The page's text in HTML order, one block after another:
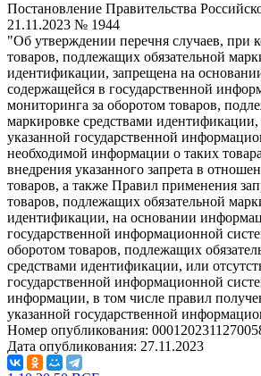
Постановление Правительства
21.11.2023 № 1944
"Об утверждении перечня случаев, при
товаров, подлежащих обязательной
идентификации, запрещена на
содержащейся в государственной
мониторинга за оборотом товаров,
маркировке средствами идентификации,
указанной государственной
необходимой информации о таких
внедрения указанного запрета в
товаров, а также Правил применения
товаров, подлежащих обязательной
идентификации, на основании
государственной информационной
оборотом товаров, подлежащих
средствами идентификации, или
государственной информационной
информации, в том числе правил
указанной государственной
Номер опубликования:
Дата опубликования: 27.11.2023